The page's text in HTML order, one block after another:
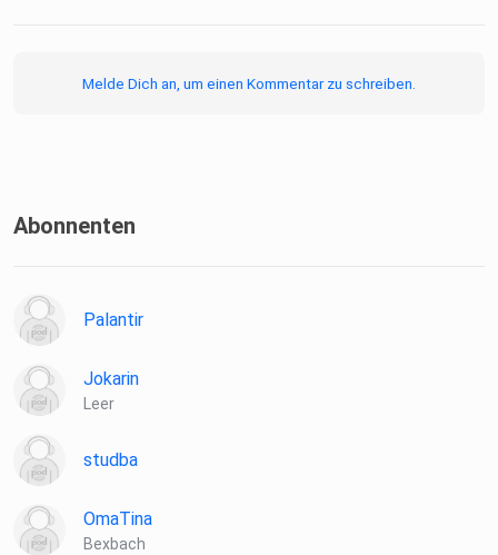
Melde Dich an, um einen Kommentar zu schreiben.
Abonnenten
Palantir
Jokarin
Leer
studba
OmaTina
Bexbach